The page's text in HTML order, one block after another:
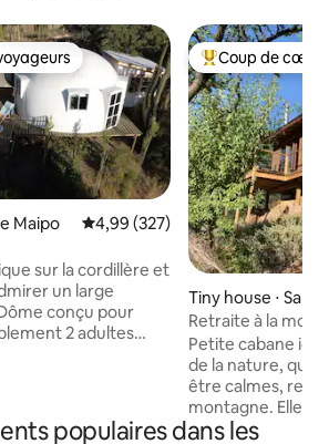
les plus appréciés
Maipo Évaluation moyenne sur la
4,99 (327)
sur la cordillère et
un large
2 adultes
chaud et d'une salle
pour vivre
Coups de cœur
Coup de cœur
Tiny house ⋅ San
ipo
Retraite à la
Petite cabane
de la nature, qui
être calmes,
montagne. Elle
colline de Lican, à
populaires dans les